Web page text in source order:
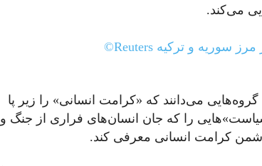
می‌کند.
می‌دانند که «کرامت انسانی» را زیر پا
را که جان انسان‌های فراری از جنگ و
دشمن کرامت انسانی معرفی کند.